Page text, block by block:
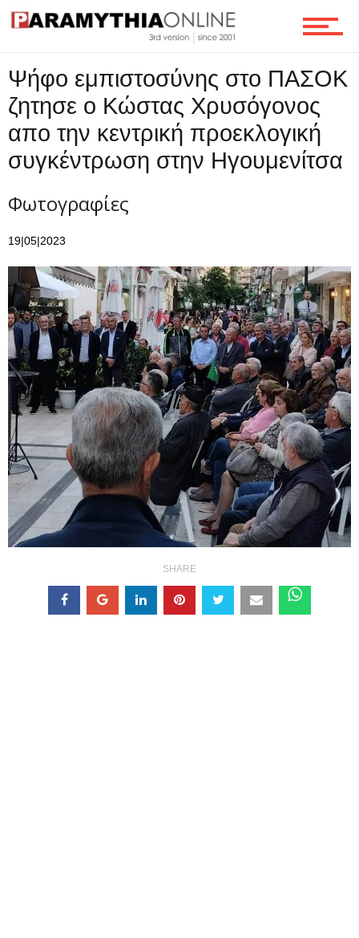
Ψήφο εμπιστοσύνης στο ΠΑΣΟΚ
ζητησε ο Κώστας Χρυσόγονος
απο την κεντρική προεκλογική
συγκέντρωση στην Ηγουμενίτσα
Φωτογραφίες
19|05|2023
SHARE